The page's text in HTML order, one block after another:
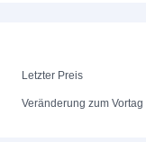
Letzter Preis
Veränderung zum Vortag